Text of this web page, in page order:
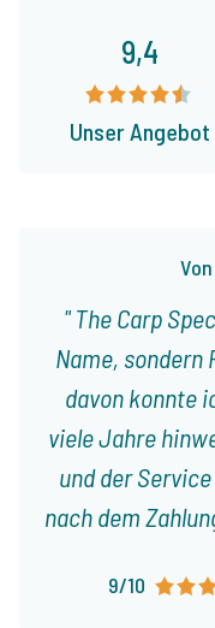
The Carp
Name, sondern
davon konnte
viele Jahre
und der
nach dem
immer viel
9/10
9,4
Unser Angebot